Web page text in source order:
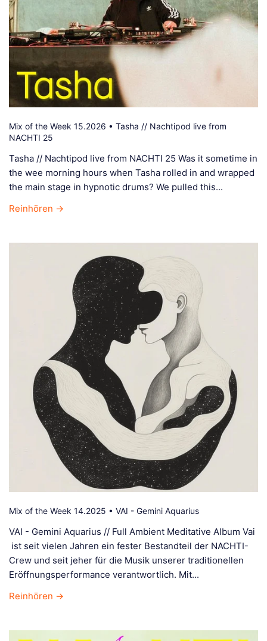
Mix of the Week 15.2026 • Tasha // Nachtipod live from
NACHTI 25
Tasha // Nachtipod live from NACHTI 25 Was it sometime in
the wee morning hours when Tasha rolled in and wrapped
the main stage in hypnotic drums? We pulled this...
Reinhören →
Mix of the Week 14.2025 • VAI - Gemini Aquarius
VAI - Gemini Aquarius // Full Ambient Meditative Album Vai
ist seit vielen Jahren ein fester Bestandteil der NACHTI-
Crew und seit jeher für die Musik unserer traditionellen
Eröffnungsperformance verantwortlich. Mit...
Reinhören →